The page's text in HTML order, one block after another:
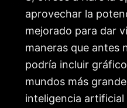
aprovechar la
mejorado para dar
maneras que antes
podría incluir
mundos más
inteligencia